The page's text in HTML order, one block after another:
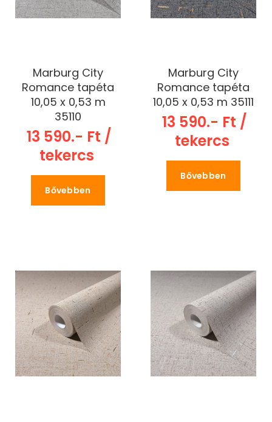
Marburg City
Romance tapéta
10,05 x 0,53 m
35110
13 590.- Ft /
tekercs
Bővebben
Marburg City
Romance tapéta
10,05 x 0,53 m 35111
13 590.- Ft /
tekercs
Bővebben